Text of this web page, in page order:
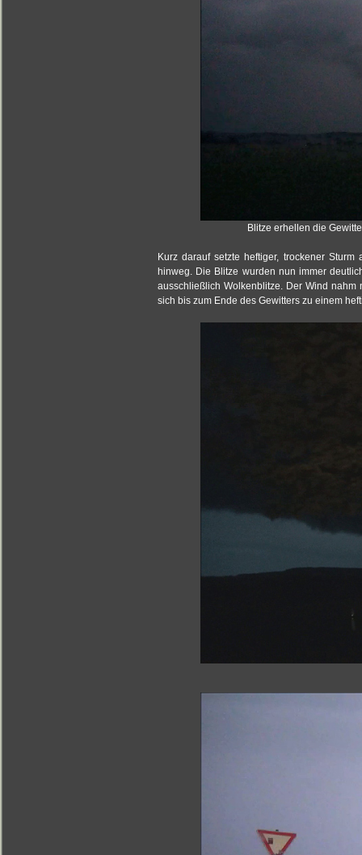
Blitze erhellen die
Kurz darauf setzte heftiger, trockener
hinweg. Die Blitze wurden nun immer
ausschließlich Wolkenblitze. Der Wind
sich bis zum Ende des Gewitters zu einem